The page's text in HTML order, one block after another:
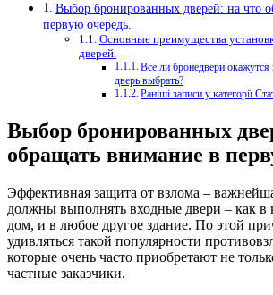
Выбор бронированных дверей: на что
первую очередь.
Основные преимущества
дверей.
Все ли бронедвери
дверь выбрать?
Раніші записи у категорії
Выбор бронированных
обращать внимание в
Эффективная защита от взлома –
должны выполнять входные двери – как в
дом, и в любое другое здание. По этой
удивляться такой популярности
которые очень часто приобретают не
частные заказчики.